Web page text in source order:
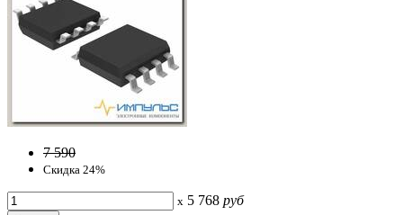
7 590
Скидка 24%
x 5 768 руб